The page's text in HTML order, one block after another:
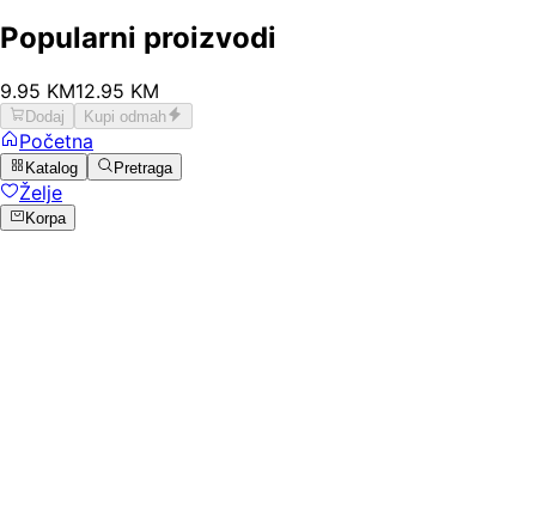
Popularni proizvodi
9.95 KM12.95 KM
Dodaj Kupi odmah
Početna
Katalog Pretraga
Želje
Korpa